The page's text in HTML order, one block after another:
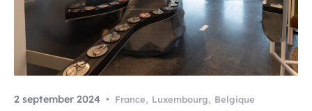
2 september 2024 France, Luxembourg, Belgique